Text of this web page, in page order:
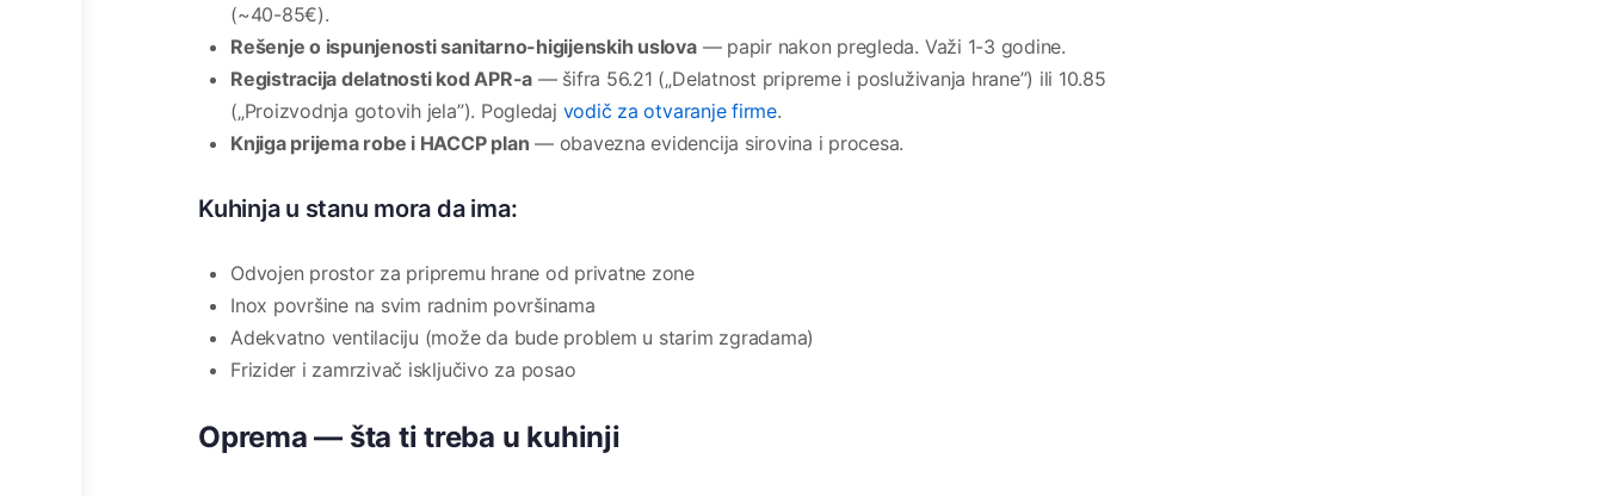
(~40-85€).
Rešenje o ispunjenosti sanitarno-higijenskih uslova— papir nakon pregleda. Važi 1-3 godine.
Registracija delatnosti kod APR-a — šifra 56.21 („Delatnost pripreme i posluživanja hrane”) ili 10.85
(„Proizvodnja gotovih jela”). Pogledaj vodič za otvaranje firme.
Knjiga prijema robe i HACCP plan — obavezna evidencija sirovina i procesa.
Kuhinja u stanu mora da ima:
Odvojen prostor za pripremu hrane od privatne zone
Inox površine na svim radnim površinama
Adekvatno ventilaciju (može da bude problem u starim zgradama)
Frizider i zamrzivač isključivo za posao
Oprema — šta ti treba u kuhinji